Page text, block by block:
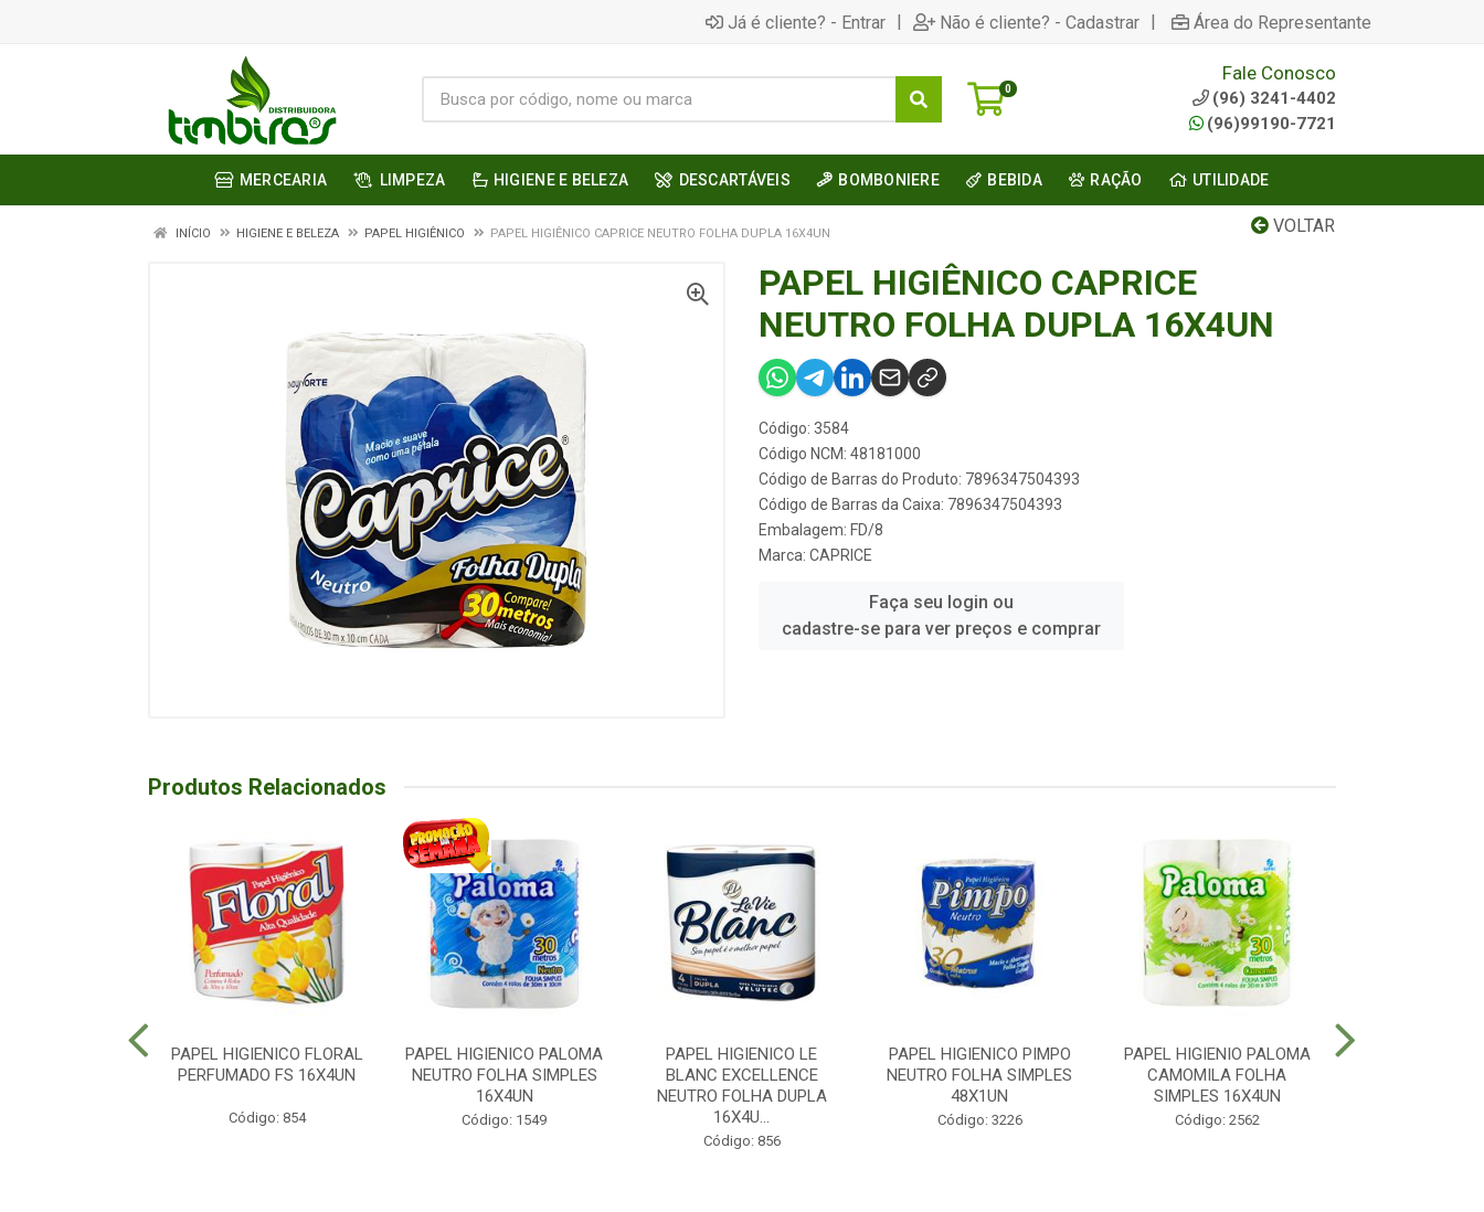
Já é cliente? - Entrar | Não é cliente? - Cadastrar | Área do Representante
0
Fale Conosco
(96) 3241-4402
(96)99190-7721
MERCEARIA LIMPEZA HIGIENE E BELEZA DESCARTÁVEIS BOMBONIERE BEBIDA RAÇÃO UTILIDADE
VOLTAR
INÍCIO HIGIENE E BELEZA PAPEL HIGIÊNICO PAPEL HIGIÊNICO CAPRICE NEUTRO FOLHA DUPLA 16X4UN
PAPEL HIGIÊNICO CAPRICE
NEUTRO FOLHA DUPLA 16X4UN
Código: 3584
Código NCM: 48181000
Código de Barras do Produto: 7896347504393
Código de Barras da Caixa: 7896347504393
Embalagem: FD/8
Marca: CAPRICE
Faça seu login ou
cadastre-se para ver preços e comprar
Produtos Relacionados
PAPEL HIGIENICO FLORAL
PERFUMADO FS 16X4UN
Código: 854
PAPEL HIGIENICO PALOMA
NEUTRO FOLHA SIMPLES
16X4UN
Código: 1549
PAPEL HIGIENICO LE
BLANC EXCELLENCE
NEUTRO FOLHA DUPLA
16X4U...
Código: 856
PAPEL HIGIENICO PIMPO
NEUTRO FOLHA SIMPLES
48X1UN
Código: 3226
PAPEL HIGIENIO PALOMA
CAMOMILA FOLHA
SIMPLES 16X4UN
Código: 2562